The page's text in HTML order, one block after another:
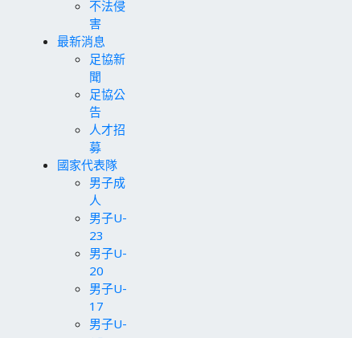
不法侵
害
最新消息
足協新
聞
足協公
告
人才招
募
國家代表隊
男子成
人
男子U-
23
男子U-
20
男子U-
17
男子U-